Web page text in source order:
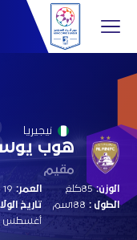
نيجيريا
هوب
مقيم
الوزن:85كلغ
الطول :
العمر:
تاريخ
أغسطس 2006